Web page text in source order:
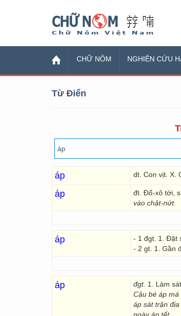
CHỮ NÔM NGHIÊN CỨU
Từ Điển
áp dt. Con vịt. X.
áp đt. Đổ-xô tới,
vào chật-nứt.
áp
- 1 đgt. 1. Đặt
- 2 gt. 1. Gần
áp đgt. 1. Làm
Cậu bé áp má
áp sát trận địa